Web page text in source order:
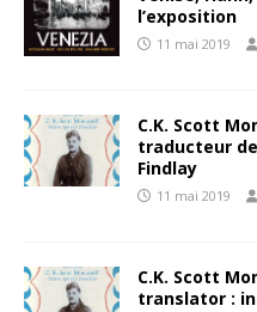
l’exposition
11 mai 2019
C.K. Scott
traducteur
Findlay
11 mai 2019
C.K. Scott
translator :